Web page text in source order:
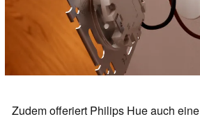
Zudem offeriert Philips Hue auch